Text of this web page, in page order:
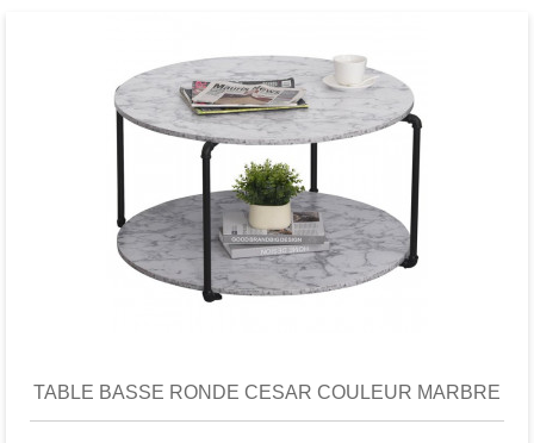
TABLE BASSE RONDE CESAR COULEUR MARBRE